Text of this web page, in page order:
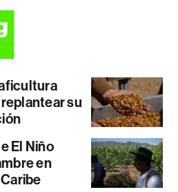
su
El Niño
en